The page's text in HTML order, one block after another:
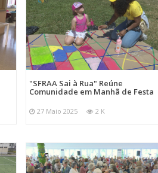
"SFRAA Sai à Rua" Reúne
Comunidade em Manhã de Festa
27 Maio 2025 2 K